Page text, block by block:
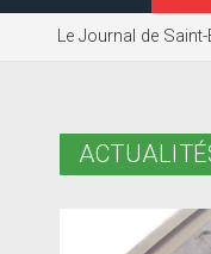
Le Journal de